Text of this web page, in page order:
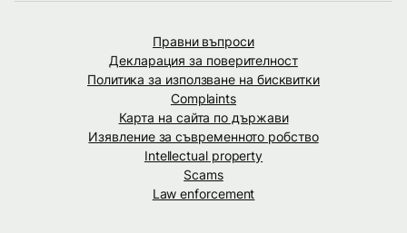
Правни въпроси
Декларация за поверителност
Политика за използване на бисквитки
Complaints
Карта на сайта по държави
Изявление за съвременното робство
Intellectual property
Scams
Law enforcement